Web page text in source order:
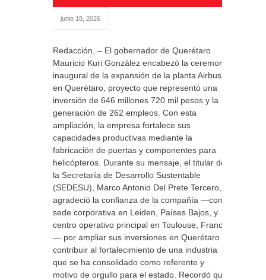
junio 18, 2026
Redacción. – El gobernador de Querétaro
Mauricio Kuri González encabezó la ceremonia
inaugural de la expansión de la planta Airbus
en Querétaro, proyecto que representó una
inversión de 646 millones 720 mil pesos y la
generación de 262 empleos. Con esta
ampliación, la empresa fortalece sus
capacidades productivas mediante la
fabricación de puertas y componentes para
helicópteros. Durante su mensaje, el titular de
la Secretaría de Desarrollo Sustentable
(SEDESU), Marco Antonio Del Prete Tercero,
agradeció la confianza de la compañía —con
sede corporativa en Leiden, Países Bajos, y
centro operativo principal en Toulouse, Francia
— por ampliar sus inversiones en Querétaro y
contribuir al fortalecimiento de una industria
que se ha consolidado como referente y
motivo de orgullo para el estado. Recordó que